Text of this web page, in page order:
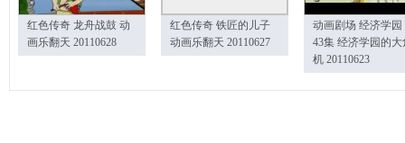
红色传奇 龙舟战鼓 动
画乐翻天 20110628
红色传奇 铁匠的儿子
动画乐翻天 20110627
动画剧场 经济学园
43集 经济学园的大
机 20110623